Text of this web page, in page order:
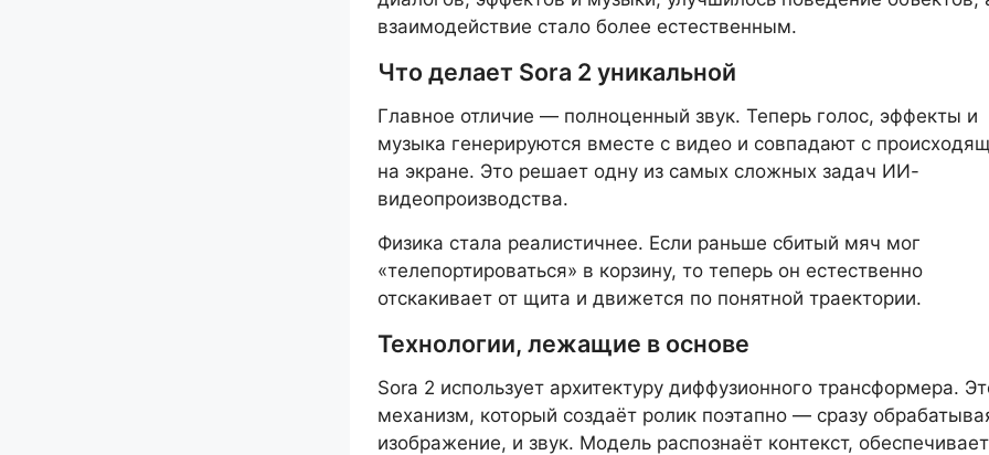
взаимодействие стало более естественным.
Что делает Sora 2 уникальной
Главное отличие — полноценный звук. Теперь голос, эффекты и
музыка генерируются вместе с видео и совпадают с
на экране. Это решает одну из самых сложных задач ИИ-
видеопроизводства.
Физика стала реалистичнее. Если раньше сбитый мяч мог
«телепортироваться» в корзину, то теперь он естественно
отскакивает от щита и движется по понятной траектории.
Технологии, лежащие в основе
Sora 2 использует архитектуру диффузионного трансформера.
механизм, который создаёт ролик поэтапно — сразу
изображение, и звук. Модель распознаёт контекст, обеспечивает